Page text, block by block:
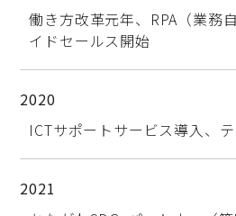
働き方改革元年、RPA（業務
イドセールス開始
2020
ICTサポートサービス導入、
2021